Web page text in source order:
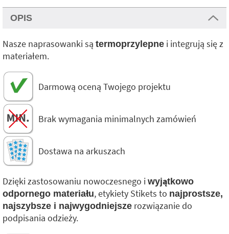
OPIS
Nasze naprasowanki są termoprzylepne i integrują się z
materiałem.
Darmową oceną Twojego projektu
Brak wymagania minimalnych zamówień
Dostawa na arkuszach
Dzięki zastosowaniu nowoczesnego i wyjątkowo
odpornego materiału, etykiety Stikets to najprostsze,
najszybsze i najwygodniejsze rozwiązanie do
podpisania odzieży.